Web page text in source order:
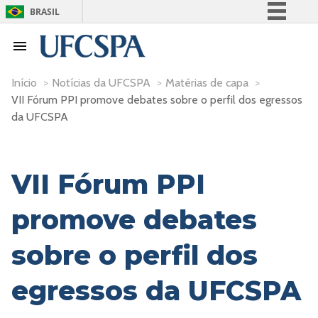
BRASIL
Participe
Acesso à informação
Início > Notícias da UFCSPA > Matérias de capa >
VII Fórum PPI promove debates sobre o perfil dos egressos
da UFCSPA
VII Fórum PPI
promove debates
sobre o perfil dos
egressos da UFCSPA